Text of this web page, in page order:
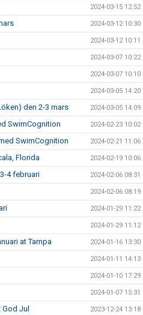
2024-03-15 12:52
2024-03-12 10:30
2024-03-12 10:11
2024-03-07 10:22
2024-03-07 10:10
2024-03-05 14:20
den 2-3 mars 2024-03-05 14:09
SwimCognition 2024-02-23 10:02
SwimCognition 2024-02-21 11:06
Florida 2024-02-19 10:06
4 februari 2024-02-06 08:31
2024-02-06 08:19
2024-01-29 11:22
2024-01-29 11:12
at Tampa 2024-01-16 13:30
2024-01-11 14:13
2024-01-10 17:29
2024-01-07 15:31
Jul 2023-12-24 13:18